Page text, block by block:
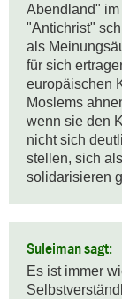
Abendland"
"Antichrist"
als
für sich
europäischen
Moslems
wenn sie den
nicht sich
stellen, sich
solidarisieren
Suleiman sagt:
Es ist immer